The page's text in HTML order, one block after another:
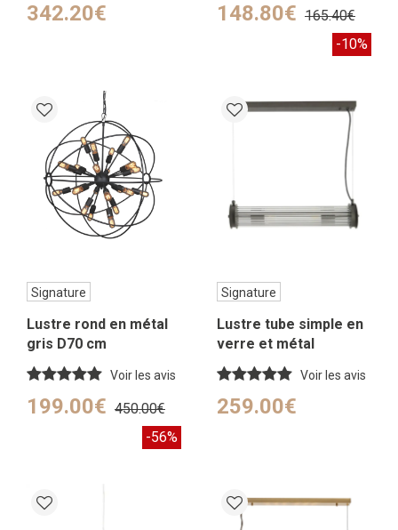
342.20€ 148.80€ 165.40€
-10%
Signature
Lustre rond en métal
gris D70 cm
Voir les avis
199.00€ 450.00€
-56%
Signature
Lustre tube simple en
verre et métal
galvanisé couleur gris
– H120 cm
Voir les avis
259.00€